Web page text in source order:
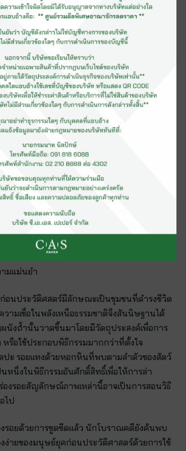
สร้างลวดลายบนกระดูกและเขาสัตว์ในเวลาต่อ
นทึกเรื่องราวในรูปแบบของการเขียนเป็นภาพ
าณคดีที่ปรากฏบนผนังถ้ำที่มีอายุมากถึง
อนคริสตกาล ได้แก่ ถ้ำลาสโควส์ (Lascaux)
กษณ์ภาพ (Pictograph) สัตว์ต่างๆ ได้แก่ ม้า
งชนิดที่ปัจจุบันได้สูญพันธุ์ไปแล้ว การวาดภาพ
ารอันหลากหลาย ท่ามกลางความมืดทึบใน
ด้วยสีที่ได้จากวัสดุธรรมชาติ เช่น สีดำจากถ่าน
เหลืองจากแร่ธาตุ ผสมด้วยไขมันสัตว์และยางไม้
ามแม่นยำ
อนประวัติศสตร์มีลักษณะเป็นชุมชนที่ดำรงชีวิต
ามเชื่อในพลังเหนือธรรมชาติจึงสันนิษฐานได้
นังถ้ำนั้นวาดขึ้นมาโดยมีวัตถุประสงค์เพื่อการ
หรือใช้ประกอบพิธีกรรมมากกว่าที่ตั้งใจ
ปะ รอยแทงด้วยหอกหินที่พบตามลำตัวของสัตว์
นหนึ่งในพิธีกรรมอันศักดิ์สิทธิ์เพื่อให้การล่า
องรอยสัญลักษณ์ภาพเหล่านี้อาจเป็นการสอนวิธี
ป
งรอยด้วยการขูดขีดแล้ว นักโบราณคดียังค้นพบ
ง่ายของมนุษย์ยุคก่อนประวัติศาสตร์ด้วยการใช้